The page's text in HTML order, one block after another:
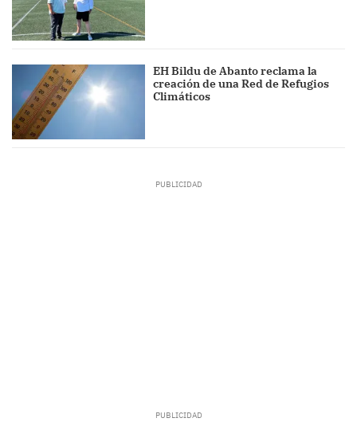
EH Bildu de Abanto reclama la
creación de una Red de Refugios
Climáticos